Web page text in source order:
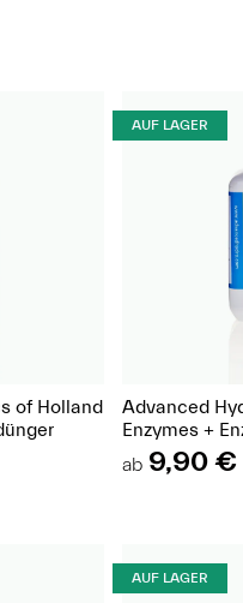
of Holland
AUF LAGER
Advanced
Enzymes +
ab 9,90 €
AUF LAGER